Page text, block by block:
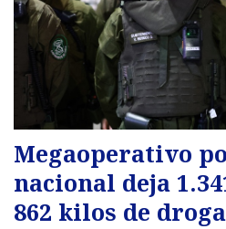
Megaoperativo
nacional deja
862 kilos de